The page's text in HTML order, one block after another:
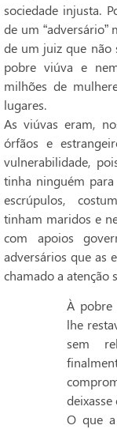
sociedade injusta.
de um “adversário”
de um juiz que não
pobre viúva e
milhões de
lugares.
As viúvas eram,
órfãos e
vulnerabilidade,
tinha ninguém
escrúpulos,
tinham maridos e
com apoios
adversários que as
chamado a atenção
À pobre
lhe
sem
deixasse
O que